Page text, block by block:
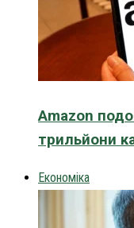
Amazon
трильйони
Економіка